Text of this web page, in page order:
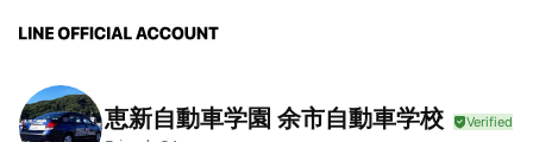
恵新自動車学園 余市自動車学校